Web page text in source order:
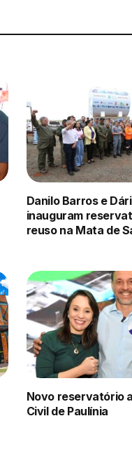
Danilo Barros e
inauguram
reuso na Mata de
Novo reservatório
Civil de Paulínia